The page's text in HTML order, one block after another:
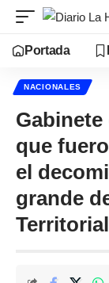
Portada
NACIONALES
que
el
grande
Territorial